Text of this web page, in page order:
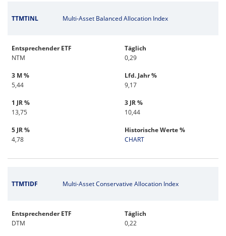
TTMTINL Multi-Asset Balanced Allocation Index
Entsprechender ETF
NTM
Täglich
0,29
3 M %
5,44
Lfd. Jahr %
9,17
1 JR %
13,75
3 JR %
10,44
5 JR %
4,78
Historische Werte %
CHART
TTMTIDF Multi-Asset Conservative Allocation Index
Entsprechender ETF
DTM
Täglich
0,22